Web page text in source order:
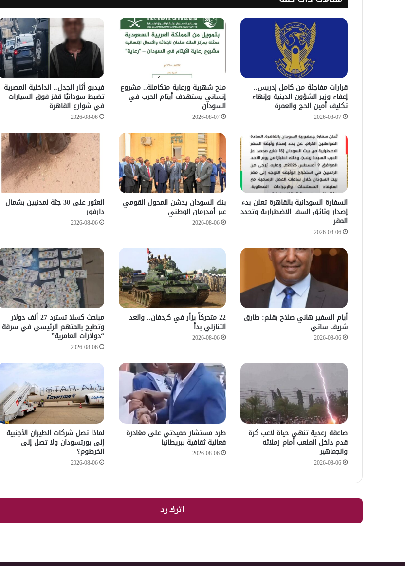
قرارات مفاجئة من كامل إدريس..
إعفاء وزير الشؤون الدينية وإنهاء
تكليف أمين الحج والعمرة
2026-08-07
منح شهرية ورعاية متكاملة.. مشروع
إنساني يستهدف أيتام الحرب في
السودان
2026-08-07
فيديو أثار الجدل.. الداخلية المصرية
تضبط سودانيًا قفز فوق السيارات
في شوارع القاهرة
2026-08-06
السفارة السودانية بالقاهرة تعلن بدء
إصدار وثائق السفر الاضطرارية وتحدد
المقر
2026-08-06
بنك السودان يدشن المحول القومي
عبر أمدرمان الوطني
2026-08-06
العثور على 30 جثة لمدنيين بشمال
دارفور
2026-08-06
أيام السفير هاني صلاح بقلم: طارق
شريف ساتي
2026-08-06
22 متحركاً يزأر في كردفان.. والعد
التنازلي بدأ
2026-08-06
مباحث كسلا تسترد 27 ألف دولار
وتطيح بالمتهم الرئيسي في سرقة
“دولارات العامرية”
2026-08-06
صاعقة رعدية تنهي حياة لاعب كرة
قدم داخل الملعب أمام زملائه
والجماهير
2026-08-06
طرد مستشار حميدتي على مغادرة
فعالية ثقافية ببريطانيا
2026-08-06
لماذا تصل شركات الطيران الأجنبية
إلى بورتسودان ولا تصل إلى
الخرطوم؟
2026-08-06
اترك رد